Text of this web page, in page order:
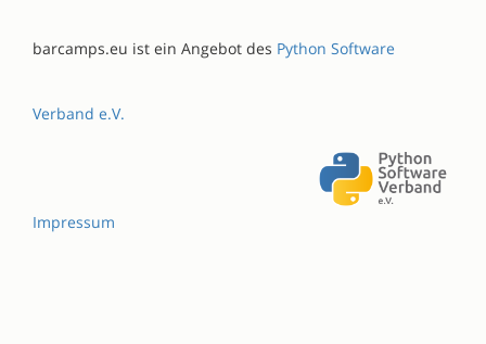
barcamps.eu ist ein Angebot des Python Software
Verband e.V.
Impressum